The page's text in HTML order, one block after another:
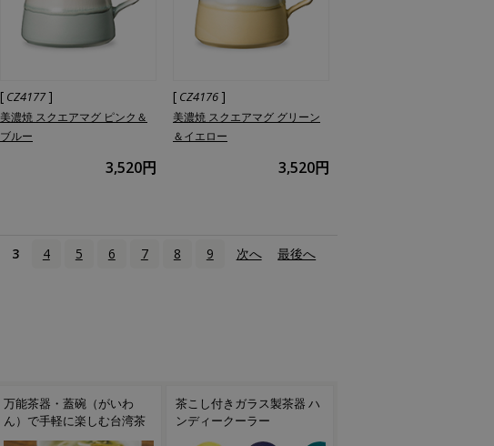
[ CZ4177 ]
美濃焼 スクエアマグ ピンク＆
ブルー
3,520円
[ CZ4176 ]
美濃焼 スクエアマグ グリーン
＆イエロー
3,520円
3 4 5 6 7 8 9 次へ 最後へ
茶こし付きガラス製茶器 ハ
ンディークーラー
焙烙（ほうろく）で手軽に
お茶を焙煎！